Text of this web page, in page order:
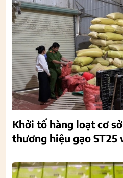
Khởi tố hàng loạt cơ
thương hiệu gạo ST25